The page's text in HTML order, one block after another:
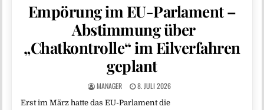
Empörung im EU-Parlament –
Abstimmung über
„Chatkontrolle“ im Eilverfahren
geplant
MANAGER 8. JULI 2026
Erst im März hatte das EU-Parlament die